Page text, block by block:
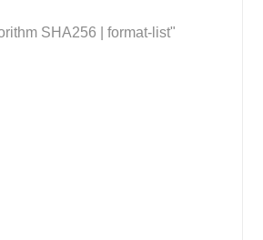
SHA256 | format-list"